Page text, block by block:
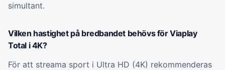
simultant.
Vilken hastighet på bredbandet behövs för Viaplay
Total i 4K?
För att streama sport i Ultra HD (4K) rekommenderas